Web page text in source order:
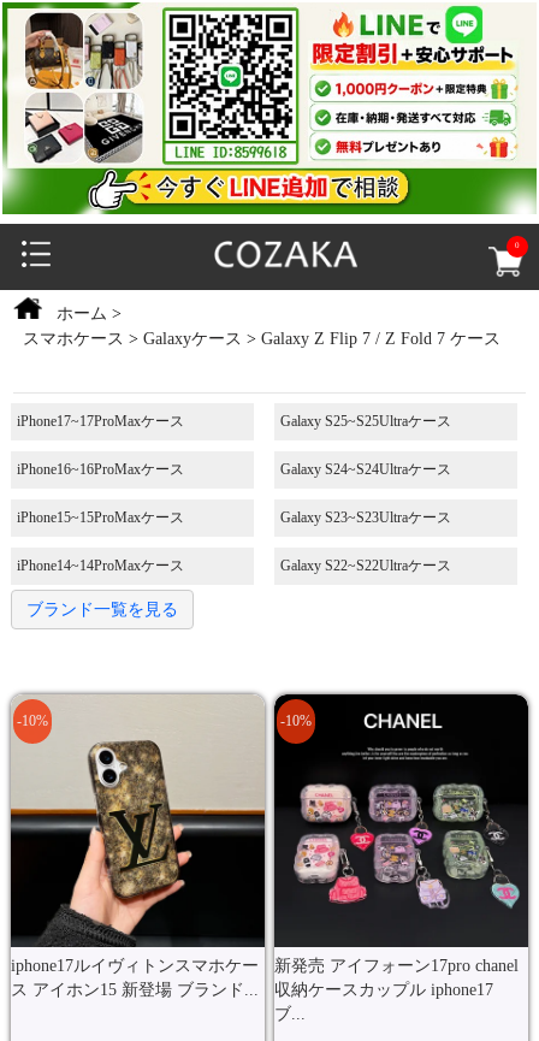
0
ホーム >
スマホケース >Galaxyケース >Galaxy Z Flip 7 / Z Fold 7 ケース
iPhone17~17ProMaxケース Galaxy S25~S25Ultraケース
iPhone16~16ProMaxケース Galaxy S24~S24Ultraケース
iPhone15~15ProMaxケース Galaxy S23~S23Ultraケース
iPhone14~14ProMaxケース Galaxy S22~S22Ultraケース
ブランド一覧を見る
iphone17ルイヴィトンスマホケー
ス アイホン15 新登場 ブランド...
-10%
新発売 アイフォーン17pro chanel
収納ケースカップル iphone17
ブ...
-10%